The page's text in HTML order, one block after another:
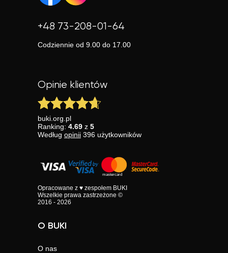
+48 73-208-01-64
Codziennie od 9.00 do 17.00
Opinie klientów
buki.org.pl
Ranking: 4.69 z 5
Według opinii 396 użytkowników
Opracowane z ♥ zespołem BUKI
Wszelkie prawa zastrzeżone ©
2016 - 2026
O BUKI
O nas